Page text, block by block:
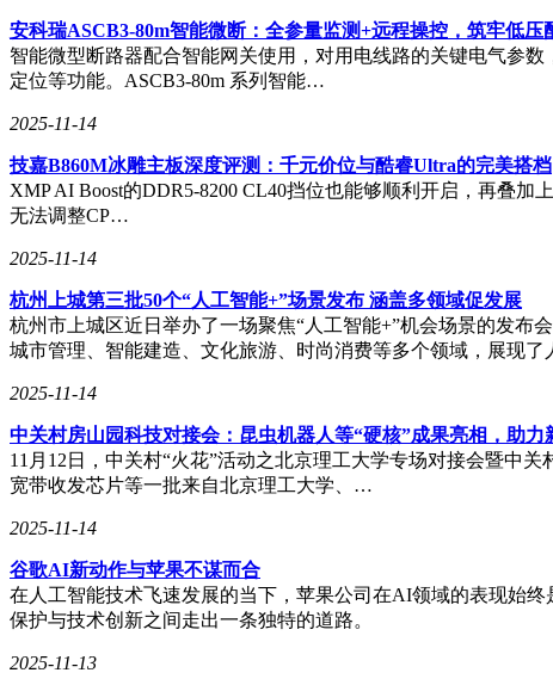
安科瑞ASCB3-80m智能微断：全参量监测+远程操控，筑牢低压
智能微型断路器配合智能网关使用，对用电线路的关键电气参
定位等功能。ASCB3-80m 系列智能…
2025-11-14
技嘉B860M冰雕主板深度评测：千元价位与酷睿Ultra的完美搭档
XMP AI Boost的DDR5-8200 CL40挡位也能够顺利开启，再叠
无法调整CP…
2025-11-14
杭州上城第三批50个“人工智能+”场景发布 涵盖多领域促发展
杭州市上城区近日举办了一场聚焦“人工智能+”机会场景的发布
城市管理、智能建造、文化旅游、时尚消费等多个领域，展现了
2025-11-14
中关村房山园科技对接会：昆虫机器人等“硬核”成果亮相，助力
11月12日，中关村“火花”活动之北京理工大学专场对接会暨中
宽带收发芯片等一批来自北京理工大学、…
2025-11-14
谷歌AI新动作与苹果不谋而合
在人工智能技术飞速发展的当下，苹果公司在AI领域的表现始
保护与技术创新之间走出一条独特的道路。
2025-11-13